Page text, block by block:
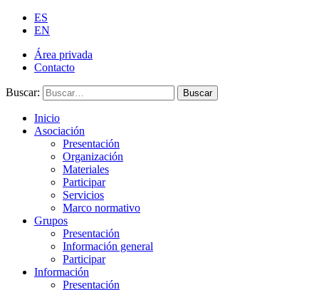
ES
EN
Área privada
Contacto
Buscar: Buscar
Inicio
Asociación
Presentación
Organización
Materiales
Participar
Servicios
Marco normativo
Grupos
Presentación
Información general
Participar
Información
Presentación